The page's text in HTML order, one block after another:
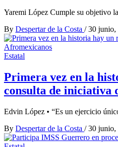
Yaremi López Cumple su objetivo
By Despertar de la Costa / 30 junio,
Estatal
Primera vez en la
consulta de iniciativa
Edvin López • “Es un ejercicio
By Despertar de la Costa / 30 junio,